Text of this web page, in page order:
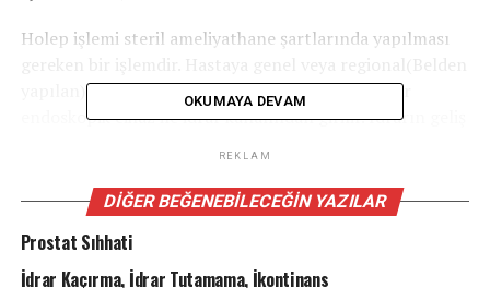
Holep işlemi steril ameliyathane şartlarında yapılması
yapılan) anestezi ile gerçekleştirilebilinir. Özel bir
endoskopik cihaz ile idrar kanalından girilir. İdrarın geliş
kısımları prostat kapsülünden ayrılarak mesaneye itilir.
Kabaca anlatmak gerekirse prostatı, içinden idrar kanalı
gecen bir mandalinaya benzetirsek, lazer ile
mandalinanın dilimleri kabuğundan ayrılır ve mesaneye
OKUMAYA DEVAM
REKLAM
DIĞER BEĞENEBILECEĞIN YAZILAR
Prostat Sıhhati
İdrar Kaçırma, İdrar Tutamama, İkontinans